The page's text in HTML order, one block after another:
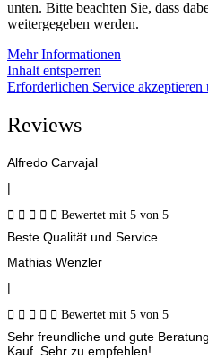
unten. Bitte beachten Sie, dass
weitergegeben werden.
Mehr Informationen
Inhalt entsperren
Erforderlichen Service akzeptieren
Reviews
Alfredo Carvajal
|
     Bewertet mit 5 von 5
Beste Qualität und Service.
Mathias Wenzler
|
     Bewertet mit 5 von 5
Sehr freundliche und gute
Kauf. Sehr zu empfehlen!